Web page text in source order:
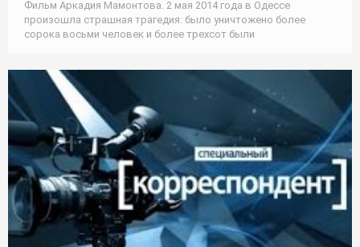
Фильм Аркадия Мамонтова. 2 мая 2014 года в Одессе
произошла страшная трагедия: было уничтожено более
сорока восьми человек и более трехсот были